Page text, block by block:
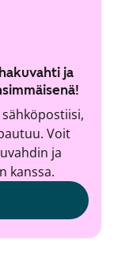
ja
Voit
ja
kanssa.